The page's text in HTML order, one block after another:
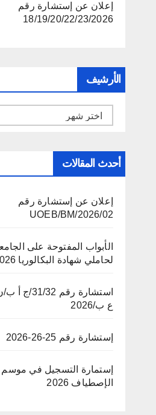
إعلان عن إستشارة رقم
18/19/20/22/23/2026
الأرشيف
الأرشيف
أحدث المقالات
إعلان عن إستشارة رقم
02/UOEB/BM/2026
الأبواب المفتوحة على
لحاملي شهادة البكالوريا 2026
استشارة رقم
ع ب/2026
إستشارة رقم 25-26-2026
إستمارة التسجيل في موسم
الإصطياف 2026